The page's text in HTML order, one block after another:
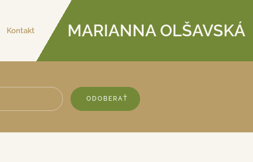
Kontakt MARIANNA OLŠAVSKÁ
ODOBERAŤ